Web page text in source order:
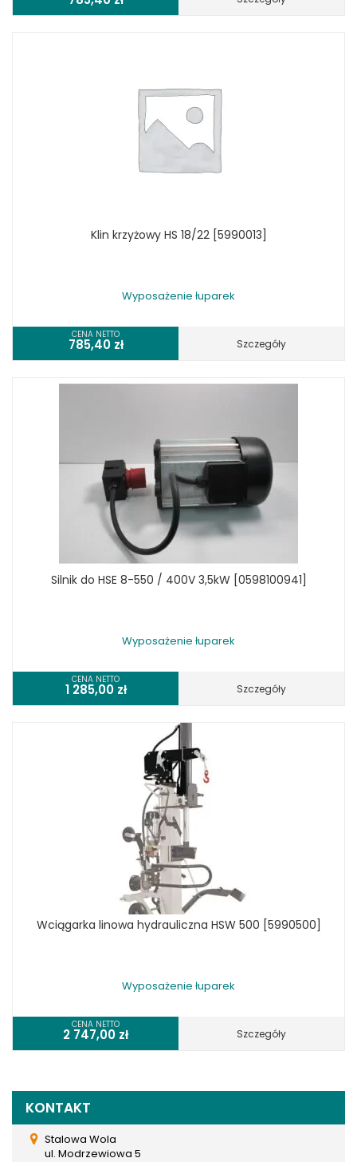
Klin krzyżowy HS 18/22 [5990013]
Wyposażenie łuparek
CENA NETTO
785,40 zł Szczegóły
Silnik do HSE 8-550 / 400V 3,5kW [0598100941]
Wyposażenie łuparek
CENA NETTO
1 285,00 zł Szczegóły
Wciągarka linowa hydrauliczna HSW 500 [5990500]
Wyposażenie łuparek
CENA NETTO
2 747,00 zł Szczegóły
KONTAKT
Stalowa Wola
ul. Modrzewiowa 5